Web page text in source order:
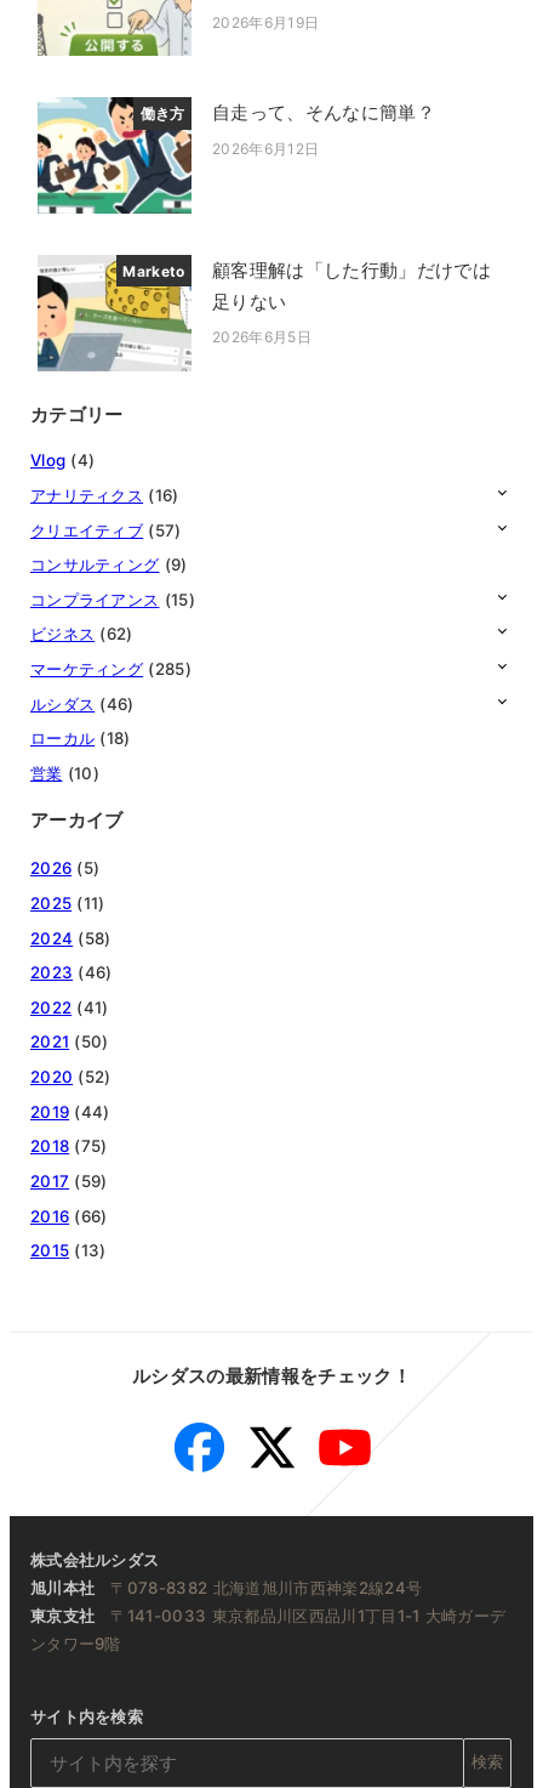
投稿日
2026年6月19日
働き方 自走って、そんなに簡単？
投稿日
2026年6月12日
Marketo
顧客理解は「した行動」だけでは
足りない
投稿日
2026年6月5日
カテゴリー
Vlog (4)
アナリティクス (16)
クリエイティブ (57)
コンサルティング (9)
コンプライアンス (15)
ビジネス (62)
マーケティング (285)
ルシダス (46)
ローカル (18)
営業 (10)
アーカイブ
2026 (5)
2025 (11)
2024 (58)
2023 (46)
2022 (41)
2021 (50)
2020 (52)
2019 (44)
2018 (75)
2017 (59)
2016 (66)
2015 (13)
ルシダスの最新情報をチェック！
Facebook Twitter YouTube
株式会社ルシダス
旭川本社 〒078-8382 北海道旭川市西神楽2線24号
東京支社 〒141-0033 東京都品川区西品川1丁目1-1 大崎ガーデ
ンタワー9階
サイト内を検索
検索